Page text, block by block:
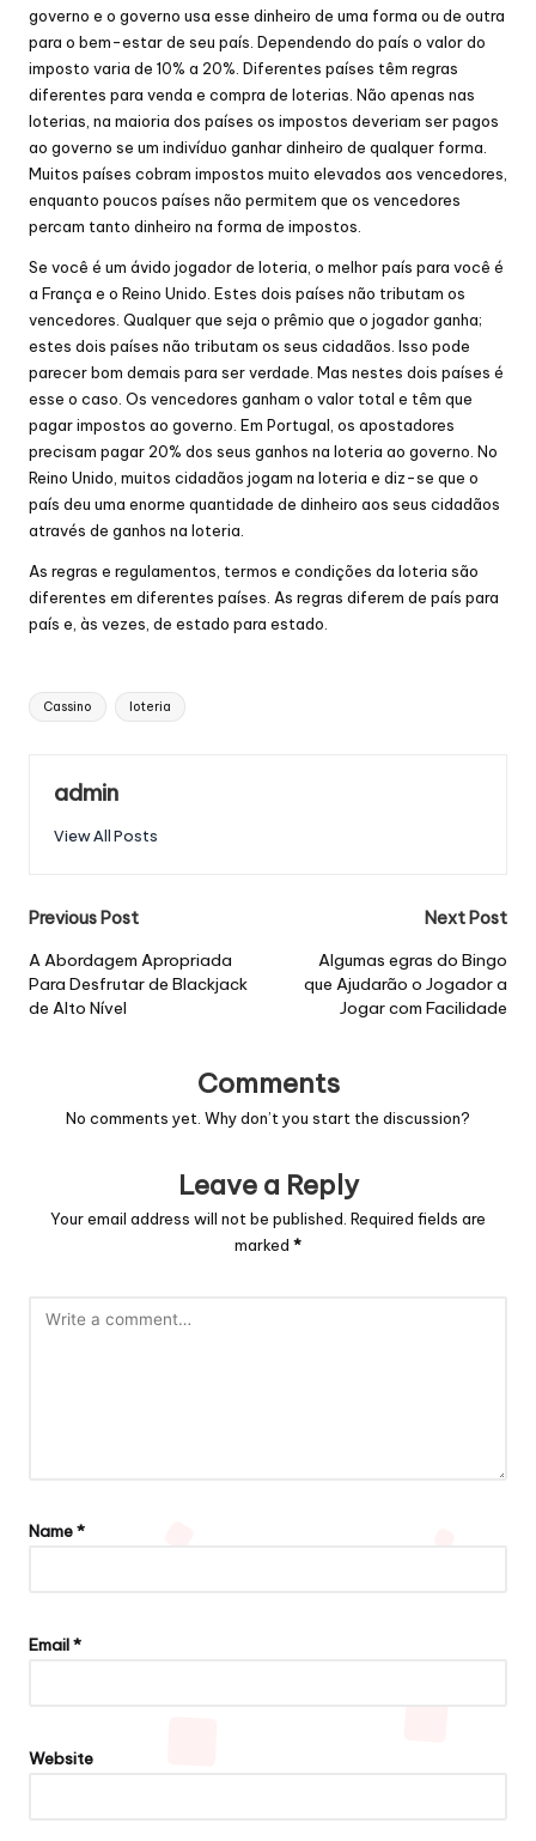
governo e o governo usa esse dinheiro de uma forma ou de outra
para o bem-estar de seu país. Dependendo do país o valor do
imposto varia de 10% a 20%. Diferentes países têm regras
diferentes para venda e compra de loterias. Não apenas nas
loterias, na maioria dos países os impostos deveriam ser pagos
ao governo se um indivíduo ganhar dinheiro de qualquer forma.
Muitos países cobram impostos muito elevados aos vencedores,
enquanto poucos países não permitem que os vencedores
percam tanto dinheiro na forma de impostos.
Se você é um ávido jogador de loteria, o melhor país para você é
a França e o Reino Unido. Estes dois países não tributam os
vencedores. Qualquer que seja o prêmio que o jogador ganha;
estes dois países não tributam os seus cidadãos. Isso pode
parecer bom demais para ser verdade. Mas nestes dois países é
esse o caso. Os vencedores ganham o valor total e têm que
pagar impostos ao governo. Em Portugal, os apostadores
precisam pagar 20% dos seus ganhos na loteria ao governo. No
Reino Unido, muitos cidadãos jogam na loteria e diz-se que o
país deu uma enorme quantidade de dinheiro aos seus cidadãos
através de ganhos na loteria.
As regras e regulamentos, termos e condições da loteria são
diferentes em diferentes países. As regras diferem de país para
país e, às vezes, de estado para estado.
Tags:
Cassino loteria
admin
View All Posts
Post
navigation
Previous Post
A Abordagem Apropriada
Para Desfrutar de Blackjack
de Alto Nível
Next Post
Algumas egras do Bingo
que Ajudarão o Jogador a
Jogar com Facilidade
Comments
No comments yet. Why don’t you start the discussion?
Leave a Reply
Your email address will not be published. Required fields are
marked *
Name*
Email*
Website